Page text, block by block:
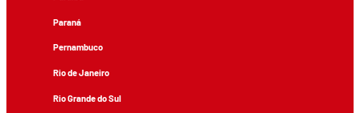
Paraná
Pernambuco
Rio de Janeiro
Rio Grande do Sul